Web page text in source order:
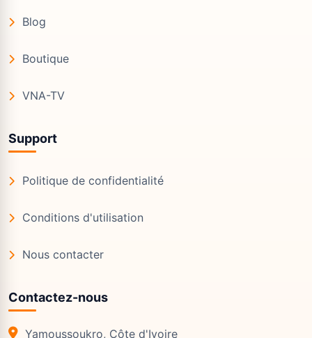
Blog
Boutique
VNA-TV
Support
Politique de confidentialité
Conditions d'utilisation
Nous contacter
Contactez-nous
Yamoussoukro, Côte d'Ivoire